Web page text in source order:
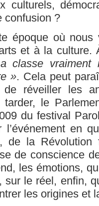
culturels,
confusion ?
époque où
et à la culture.
classe vraiment
». Cela peut
réveiller les
tarder, le
du festival
en
de la
de conscience
les émotions,
sur le réel, enfin,
les origines et